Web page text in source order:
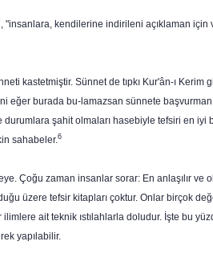
, "insanlara, kendilerine indirileni açıklaman için
kastetmiştir. Sünnet de tıpkı Kur'ân-ı Kerim
eğer burada bu-lamazsan sünnete
şahit olmaları hasebiyle tefsiri en iyi
sahabeler.6
Çoğu zaman insanlar sorar: En anlaşılır ve
üzere tefsir kitapları çoktur. Onlar birçok
ait teknik ıstılahlarla doludur. İşte bu
yapılabilir.